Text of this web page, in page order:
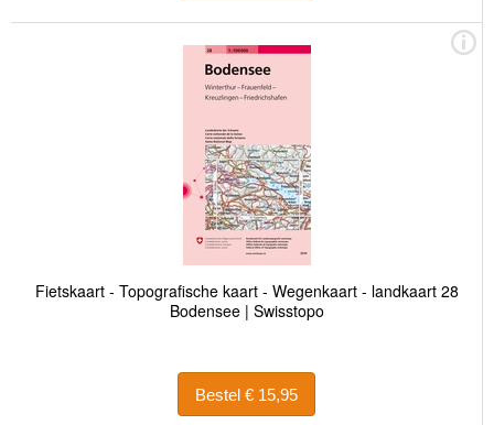
Fietskaart - Topografische kaart - Wegenkaart - landkaart 28
Bodensee | Swisstopo
Bestel € 15,95